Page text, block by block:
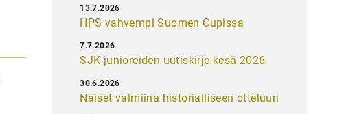
HPS vahvempi Suomen Cupissa
13.7.2026
SJK-junioreiden uutiskirje kesä 2026
7.7.2026
Naiset valmiina historialliseen otteluun
30.6.2026